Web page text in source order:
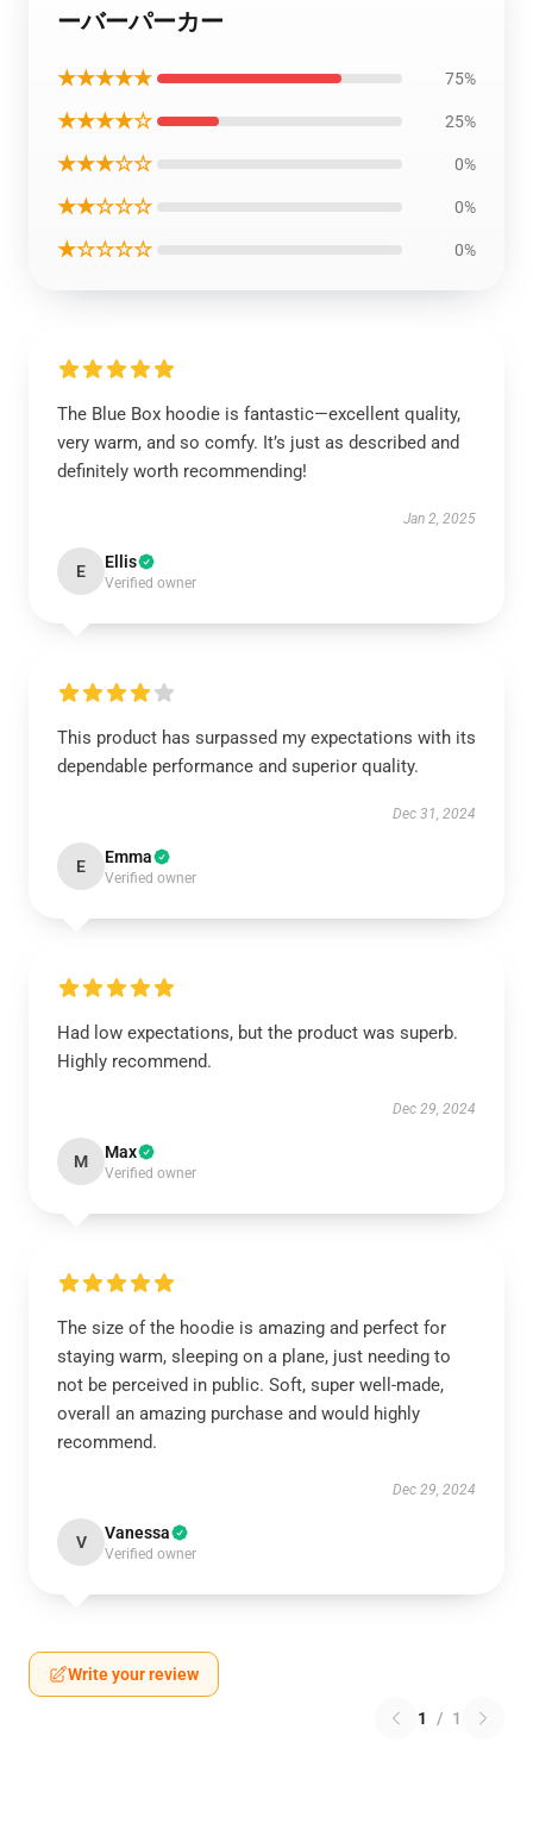
ーバーパーカー
★★★★★ 75%
★★★★☆ 25%
★★★☆☆ 0%
★★☆☆☆ 0%
★☆☆☆☆ 0%
The Blue Box hoodie is fantastic—excellent quality,
very warm, and so comfy. It’s just as described and
definitely worth recommending!
Jan 2, 2025
E Ellis
Verified owner
This product has surpassed my expectations with its
dependable performance and superior quality.
Dec 31, 2024
E Emma
Verified owner
Had low expectations, but the product was superb.
Highly recommend.
Dec 29, 2024
M Max
Verified owner
The size of the hoodie is amazing and perfect for
staying warm, sleeping on a plane, just needing to
not be perceived in public. Soft, super well-made,
overall an amazing purchase and would highly
recommend.
Dec 29, 2024
V Vanessa
Verified owner
Write your review
1 / 1